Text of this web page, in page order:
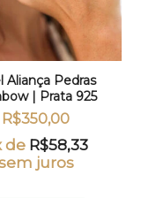
Aliança Pedras
| Prata 925
R$350,00
de R$58,33
juros